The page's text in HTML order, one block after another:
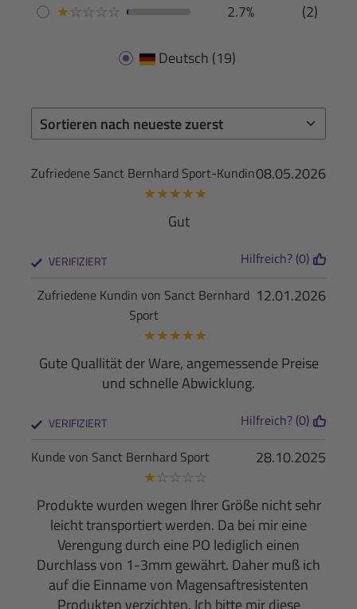
★☆☆☆☆ 2.7% (2)
Deutsch (19)
08.05.2026
Zufriedene Sanct Bernhard Sport-Kundin
★★★★★
Gut
VERIFIZIERT Hilfreich? (0)
12.01.2026
Zufriedene Kundin von Sanct Bernhard
Sport
★★★★★
Gute Quallität der Ware, angemessende Preise
und schnelle Abwicklung.
VERIFIZIERT Hilfreich? (0)
28.10.2025
Kunde von Sanct Bernhard Sport
★☆☆☆☆
Produkte wurden wegen Ihrer Größe nicht sehr
leicht transportiert werden. Da bei mir eine
Verengung durch eine PO lediglich einen
Durchlass von 1-3mm gewährt. Daher muß ich
auf die Einname von Magensaftresistenten